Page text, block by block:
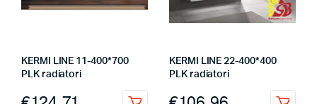
KERMI LINE 11-400*700
PLK radiatori
KERMI LINE 22-400*400
PLK radiatori